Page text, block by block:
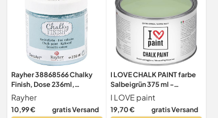
Rayher 38868566 Chalky
Finish, Dose 236ml,
blaugrau
Rayher
10,99 € gratis Versand
I LOVE CHALK PAINT farbe
Salbeigrün 375 ml -
Kreidefarbe für möbel,
wände und gegenstände
ohne schleifen -
I LOVE paint
19,70 € gratis Versand